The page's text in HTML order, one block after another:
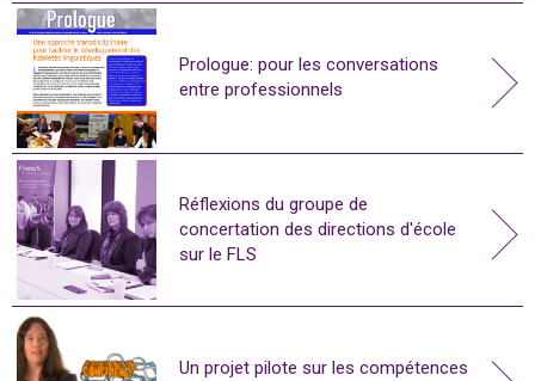
Prologue: pour les conversations
entre professionnels
Réflexions du groupe de
concertation des directions d'école
sur le FLS
Un projet pilote sur les compétences